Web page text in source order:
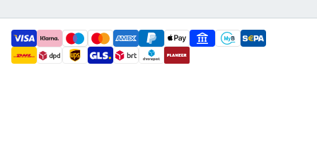
payment methods
shipment methods